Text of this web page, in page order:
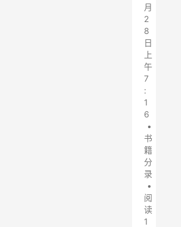
月
2
8
日
上
午
7
:
1
6
•
书
籍
分
录
•
阅
读
1